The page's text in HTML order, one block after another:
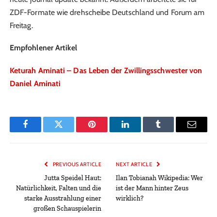
ZDF-Formate wie drehscheibe Deutschland und Forum am
Freitag.
Empfohlener Artikel
Keturah Aminati – Das Leben der Zwillingsschwester von
Daniel Aminati
FacebookTwitter Pinterest LinkedInTumblr Email
PREVIOUS ARTICLE
Jutta Speidel Haut:
Natürlichkeit, Falten und die
starke Ausstrahlung einer
großen Schauspielerin
NEXT ARTICLE
Ilan Tobianah Wikipedia: Wer
ist der Mann hinter Zeus
wirklich?